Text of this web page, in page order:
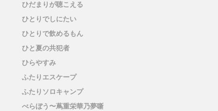
ひだまりが聴こえる
ひとりでしにたい
ひとりで飲めるもん
ひと夏の共犯者
ひらやすみ
ふたりエスケープ
ふたりソロキャンプ
べらぼう〜蔦重栄華乃夢噺